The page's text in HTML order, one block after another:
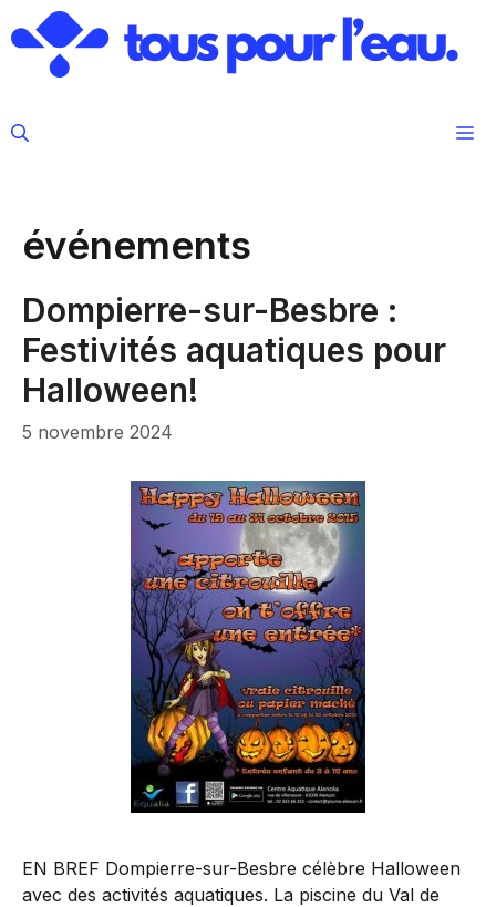
au
contenu
événements
Dompierre-sur-Besbre :
Festivités aquatiques pour
Halloween!
5 novembre 2024
EN BREF Dompierre-sur-Besbre célèbre Halloween
avec des activités aquatiques. La piscine du Val de